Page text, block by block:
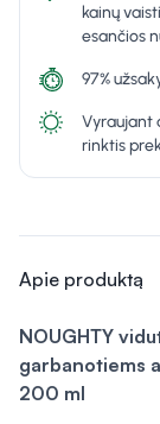
kainų
esančios
97%
Vyraujant
rinktis
Apie produktą
NOUGHTY
garbanotiems
200 ml